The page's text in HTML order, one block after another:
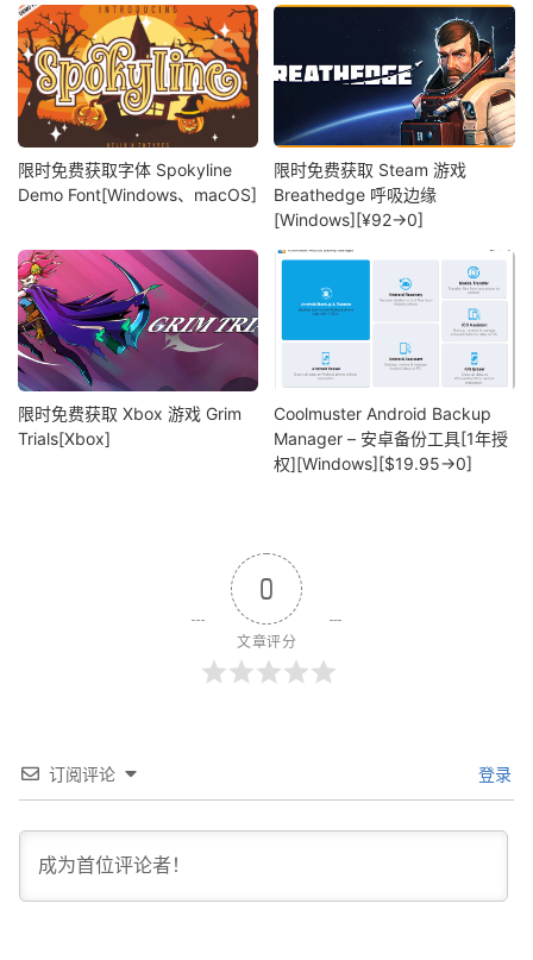
限时免费获取字体 Spokyline
Demo Font[Windows、macOS]
限时免费获取 Steam 游戏
Breathedge 呼吸边缘
[Windows][¥92→0]
限时免费获取 Xbox 游戏 Grim
Trials[Xbox]
Coolmuster Android Backup
Manager – 安卓备份工具[1年授
权][Windows][$19.95→0]
0
文章评分
订阅评论 登录